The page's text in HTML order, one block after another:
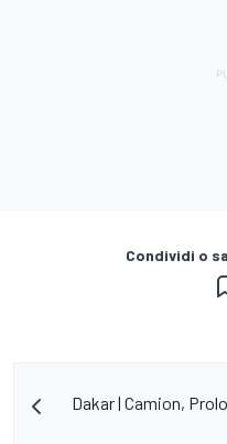
Condividi o
Dakar | Camion,